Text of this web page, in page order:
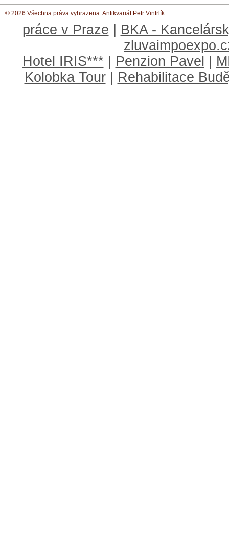
© 2026 Všechna práva vyhrazena. Antikvariát Petr Vintrlík
práce v Praze
BKA -
Hotel IRIS***
Penzion Pavel
Kolobka Tour
Rehabilitace